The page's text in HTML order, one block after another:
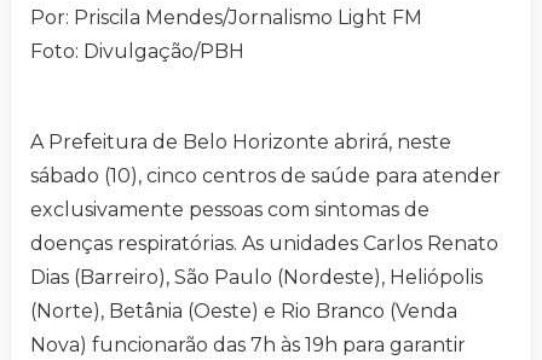
Por: Priscila Mendes/Jornalismo Light FM
Foto: Divulgação/PBH
A Prefeitura de Belo Horizonte abrirá, neste
sábado (10), cinco centros de saúde para atender
exclusivamente pessoas com sintomas de
doenças respiratórias. As unidades Carlos Renato
Dias (Barreiro), São Paulo (Nordeste), Heliópolis
(Norte), Betânia (Oeste) e Rio Branco (Venda
Nova) funcionarão das 7h às 19h para garantir